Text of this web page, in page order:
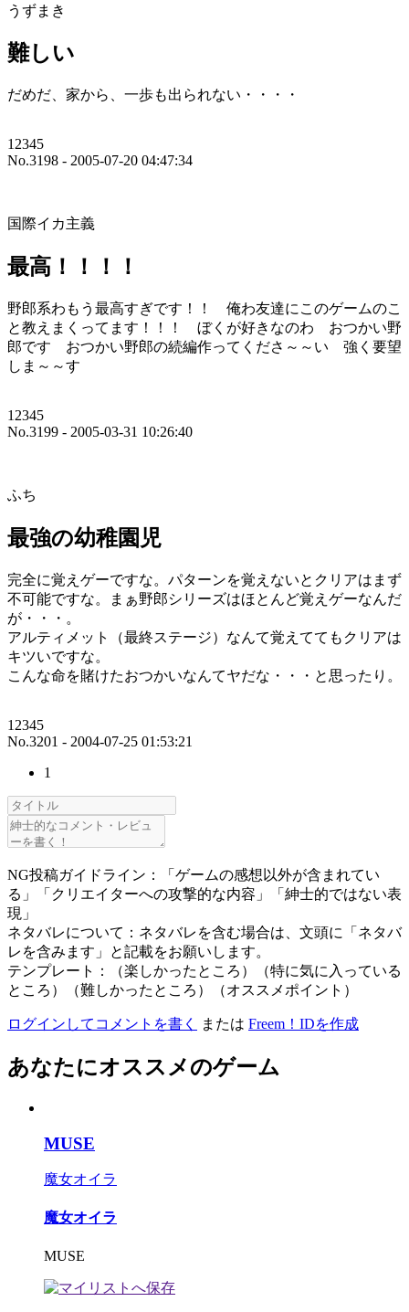
うずまき
難しい
だめだ、家から、一歩も出られない・・・・
12345
No.3198 - 2005-07-20 04:47:34
国際イカ主義
最高！！！！
野郎系わもう最高すぎです！！ 俺わ友達にこのゲームのこ
と教えまくってます！！！ ぼくが好きなのわ おつかい野
郎です おつかい野郎の続編作ってくださ～～い 強く要望
しま～～す
12345
No.3199 - 2005-03-31 10:26:40
ふち
最強の幼稚園児
完全に覚えゲーですな。パターンを覚えないとクリアはまず
不可能ですな。まぁ野郎シリーズはほとんど覚えゲーなんだ
が・・・。
アルティメット（最終ステージ）なんて覚えててもクリアは
キツいですな。
こんな命を賭けたおつかいなんてヤだな・・・と思ったり。
12345
No.3201 - 2004-07-25 01:53:21
1
NG投稿ガイドライン：「ゲームの感想以外が含まれてい
る」「クリエイターへの攻撃的な内容」「紳士的ではない表
現」
ネタバレについて：ネタバレを含む場合は、文頭に「ネタバ
レを含みます」と記載をお願いします。
テンプレート：（楽しかったところ）（特に気に入っている
ところ）（難しかったところ）（オススメポイント）
ログインしてコメントを書く または Freem！IDを作成
あなたにオススメのゲーム
MUSE
魔女オイラ
魔女オイラ
MUSE